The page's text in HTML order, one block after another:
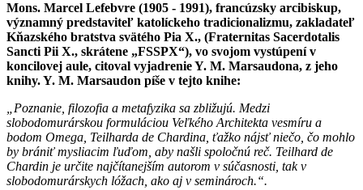
Mons. Marcel Lefebvre (1905 - 1991), francúzsky arcibiskup,
významný predstaviteľ katolíckeho tradicionalizmu, zakladateľ
Kňazského bratstva svätého Pia X., (Fraternitas Sacerdotalis
Sancti Pii X., skrátene „FSSPX“), vo svojom vystúpení v
koncilovej aule, citoval vyjadrenie Y. M. Marsaudona, z jeho
knihy. Y. M. Marsaudon píše v tejto knihe:
„Poznanie, filozofia a metafyzika sa zbližujú. Medzi
slobodomurárskou formuláciou Veľkého Architekta vesmíru a
bodom Omega, Teilharda de Chardina, ťažko nájsť niečo, čo mohlo
by brániť mysliacim ľuďom, aby našli spoločnú reč. Teilhard de
Chardin je určite najčítanejším autorom v súčasnosti, tak v
slobodomurárskych lóžach, ako aj v seminároch.“.